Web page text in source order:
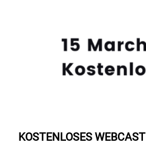
KOSTENLOSES WEBCAST